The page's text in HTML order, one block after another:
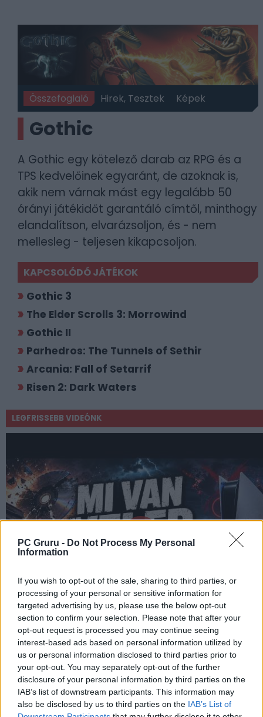
PC Gruru - Do Not Process My Personal
Information
If you wish to opt-out of the sale, sharing to third parties, or
processing of your personal or sensitive information for
targeted advertising by us, please use the below opt-out
section to confirm your selection. Please note that after your
opt-out request is processed you may continue seeing
interest-based ads based on personal information utilized by
us or personal information disclosed to third parties prior to
your opt-out. You may separately opt-out of the further
disclosure of your personal information by third parties on the
IAB’s list of downstream participants. This information may
also be disclosed by us to third parties on the IAB’s List of
Összefoglaló Hirek, Tesztek Képek
Gothic
A Gothic egy kötelező darab az RPG és a
TPS kedvelőinek egyaránt, de azoknak is,
akik nem várnak mást egy legalább 50
órányi játékidőt garantáló címtől, minthogy
elandalítson, elvarázsoljon, és - nem
mellesleg - teljesen kikapcsoljon.
KAPCSOLÓDÓ JÁTÉKOK
Gothic 3
The Elder Scrolls 3: Morrowind
Gothic II
Parhedros: The Tunnels of Sethir
Arcania: Fall of Setarrif
Risen 2: Dark Waters
LEGFRISSEBB VIDEÓNK